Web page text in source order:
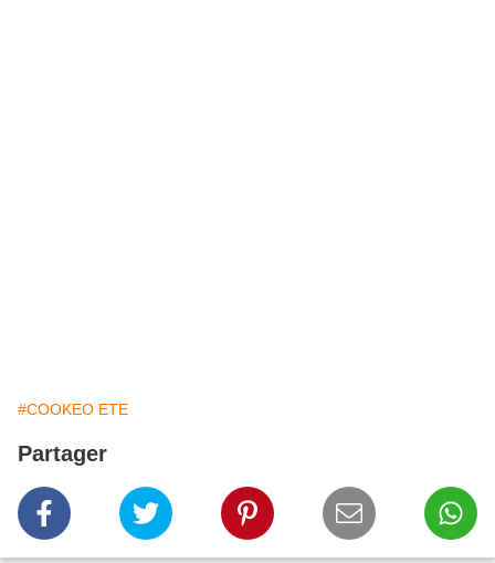
#COOKEO ETE
Partager